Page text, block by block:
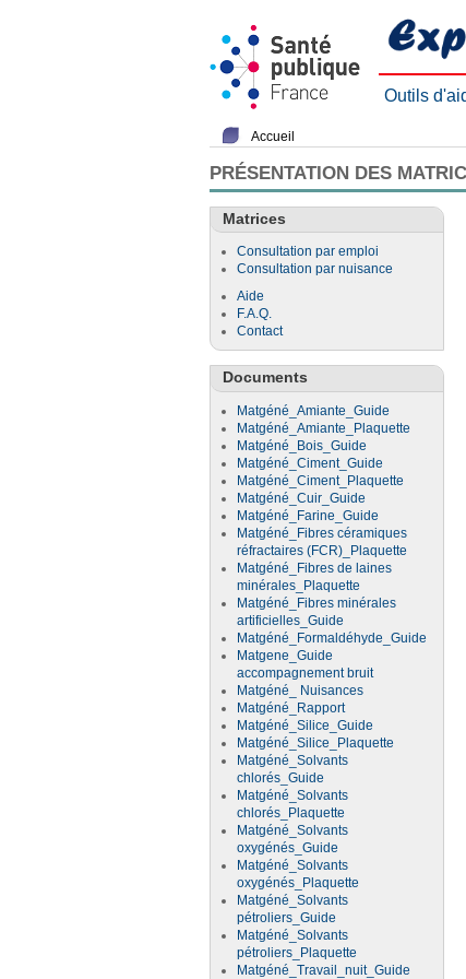
Outils
Accueil
PRÉSENTATION DES
Matrices
Consultation par emploi
Consultation par nuisance
Aide
F.A.Q.
Contact
Documents
Matgéné_Amiante_Guide
Matgéné_Amiante_Plaquette
Matgéné_Bois_Guide
Matgéné_Ciment_Guide
Matgéné_Ciment_Plaquette
Matgéné_Cuir_Guide
Matgéné_Farine_Guide
Matgéné_Fibres céramiques
réfractaires (FCR)_Plaquette
Matgéné_Fibres de laines
minérales_Plaquette
Matgéné_Fibres minérales
artificielles_Guide
Matgéné_Formaldéhyde_Guide
Matgene_Guide
accompagnement bruit
Matgéné_ Nuisances
Matgéné_Rapport
Matgéné_Silice_Guide
Matgéné_Silice_Plaquette
Matgéné_Solvants
chlorés_Guide
Matgéné_Solvants
chlorés_Plaquette
Matgéné_Solvants
oxygénés_Guide
Matgéné_Solvants
oxygénés_Plaquette
Matgéné_Solvants
pétroliers_Guide
Matgéné_Solvants
pétroliers_Plaquette
Matgéné_Travail_nuit_Guide